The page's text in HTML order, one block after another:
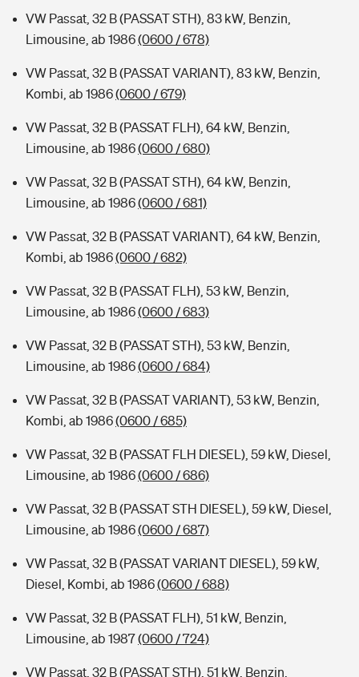
VW Passat, 32 B (PASSAT STH), 83 kW, Benzin,
Limousine, ab 1986(0600 / 678)
VW Passat, 32 B (PASSAT VARIANT), 83 kW, Benzin,
Kombi, ab 1986(0600 / 679)
VW Passat, 32 B (PASSAT FLH), 64 kW, Benzin,
Limousine, ab 1986(0600 / 680)
VW Passat, 32 B (PASSAT STH), 64 kW, Benzin,
Limousine, ab 1986(0600 / 681)
VW Passat, 32 B (PASSAT VARIANT), 64 kW, Benzin,
Kombi, ab 1986(0600 / 682)
VW Passat, 32 B (PASSAT FLH), 53 kW, Benzin,
Limousine, ab 1986(0600 / 683)
VW Passat, 32 B (PASSAT STH), 53 kW, Benzin,
Limousine, ab 1986(0600 / 684)
VW Passat, 32 B (PASSAT VARIANT), 53 kW, Benzin,
Kombi, ab 1986(0600 / 685)
VW Passat, 32 B (PASSAT FLH DIESEL), 59 kW, Diesel,
Limousine, ab 1986(0600 / 686)
VW Passat, 32 B (PASSAT STH DIESEL), 59 kW, Diesel,
Limousine, ab 1986(0600 / 687)
VW Passat, 32 B (PASSAT VARIANT DIESEL), 59 kW,
Diesel, Kombi, ab 1986(0600 / 688)
VW Passat, 32 B (PASSAT FLH), 51 kW, Benzin,
Limousine, ab 1987(0600 / 724)
VW Passat, 32 B (PASSAT STH), 51 kW, Benzin,